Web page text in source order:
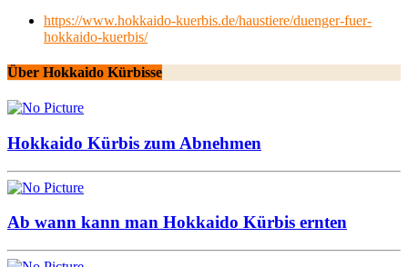
https://www.hokkaido-kuerbis.de/haustiere/duenger-fuer-
hokkaido-kuerbis/
Über Hokkaido Kürbisse
Hokkaido Kürbis zum Abnehmen
Ab wann kann man Hokkaido Kürbis ernten